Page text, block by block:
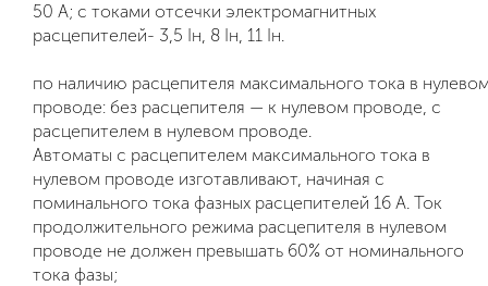
50 А; с токами отсечки электромагнитных
расцепителей- 3,5 Iн, 8 Iн, 11 Iн.
по наличию расцепителя максимального тока в
проводе: без расцепителя — к нулевом проводе, с
расцепителем в нулевом проводе.
Автоматы с расцепителем максимального тока в
нулевом проводе изготавливают, начиная с
поминального тока фазных расцепителей 16 А. Ток
продолжительного режима расцепителя в нулевом
проводе не должен превышать 60% от номинального
тока фазы;